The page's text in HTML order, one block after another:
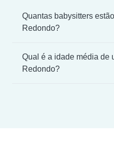
Quantas babysitters
Redondo?
Qual é a idade média de
Redondo?